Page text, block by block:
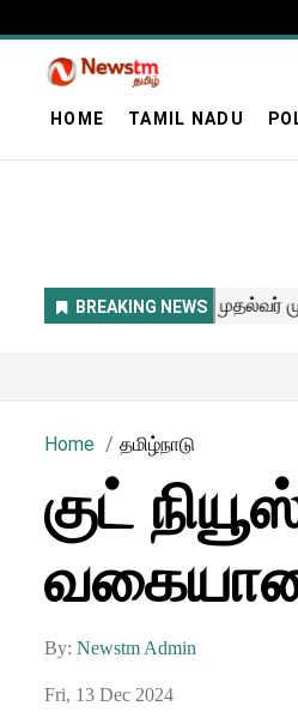
HOME TAMIL NADU
Home தமிழ்நாடு
குட்
வகையான
By: Newstm Admin
Fri, 13 Dec 2024